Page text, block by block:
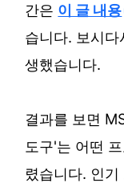
간은 이 글 내용
습니다. 보시
생했습니다.
결과를 보면
도구'는 어떤
렸습니다. 인